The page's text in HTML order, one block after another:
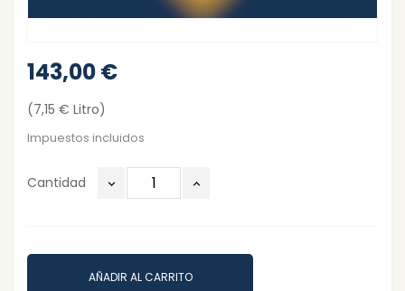
143,00 €
(7,15 € Litro)
Impuestos incluidos
Cantidad
AÑADIR AL CARRITO